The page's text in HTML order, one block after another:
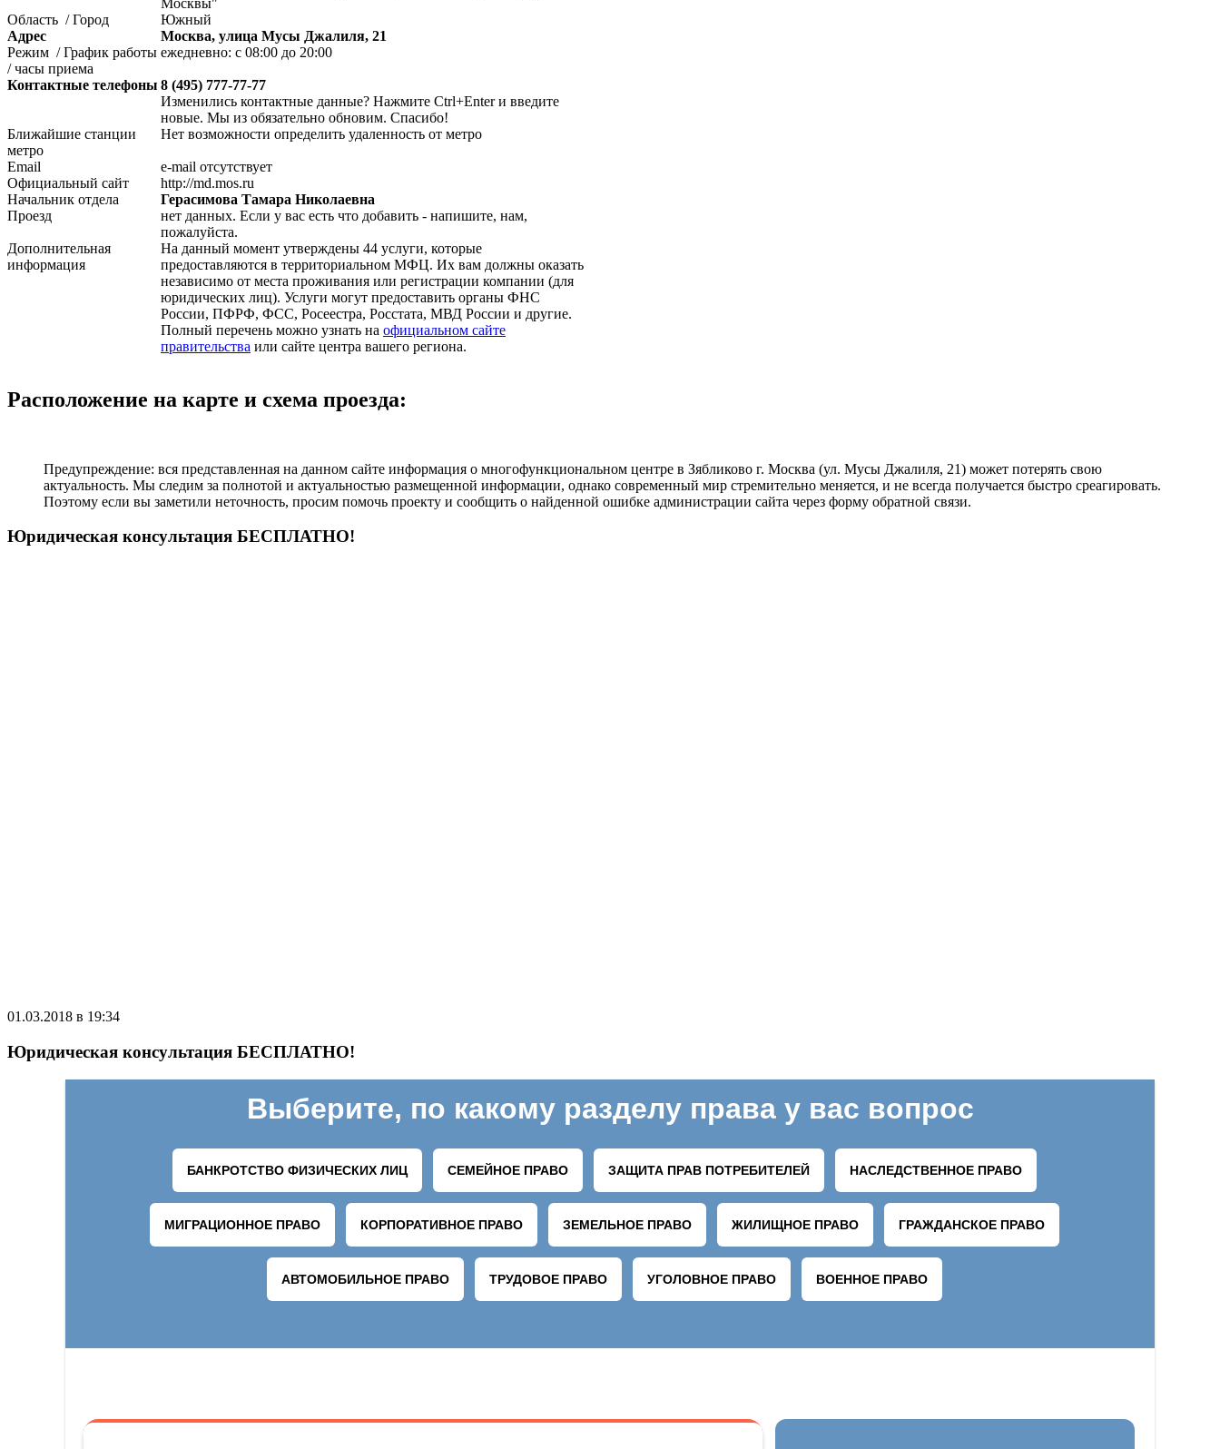
Область / Город
Южный
Адрес
Москва, улица Мусы Джалиля, 21
Режим / График работы
/ часы приема
ежедневно: с 08:00 до 20:00
Контактные телефоны 8 (495) 777-77-77
Изменились контактные данные? Нажмите Ctrl+Enter и введите
новые. Мы из обязательно обновим. Спасибо!
Ближайшие станции
метро
Нет возможности определить удаленность от метро
Email
e-mail отсутствует
Официальный сайт
http://md.mos.ru
Начальник отдела
Герасимова Тамара Николаевна
Проезд
нет данных. Если у вас есть что добавить - напишите, нам,
пожалуйста.
Дополнительная
информация
На данный момент утверждены 44 услуги, которые
предоставляются в территориальном МФЦ. Их вам должны оказать
независимо от места проживания или регистрации компании (для
юридических лиц). Услуги могут предоставить органы ФНС
России, ПФРФ, ФСС, Росеестра, Росстата, МВД России и другие.
Полный перечень можно узнать на официальном сайте
правительства или сайте центра вашего региона.
Расположение на карте и схема проезда:
Предупреждение: вся представленная на данном сайте информация о многофункциональном центре в Зябликово г. Москва (ул. Мусы Джалиля, 21) может потерять свою
актуальность. Мы следим за полнотой и актуальностью размещенной информации, однако современный мир стремительно меняется, и не всегда получается быстро среагировать.
Поэтому если вы заметили неточность, просим помочь проекту и сообщить о найденной ошибке администрации сайта через форму обратной связи.
Юридическая консультация БЕСПЛАТНО!
01.03.2018 в 19:34
Юридическая консультация БЕСПЛАТНО!